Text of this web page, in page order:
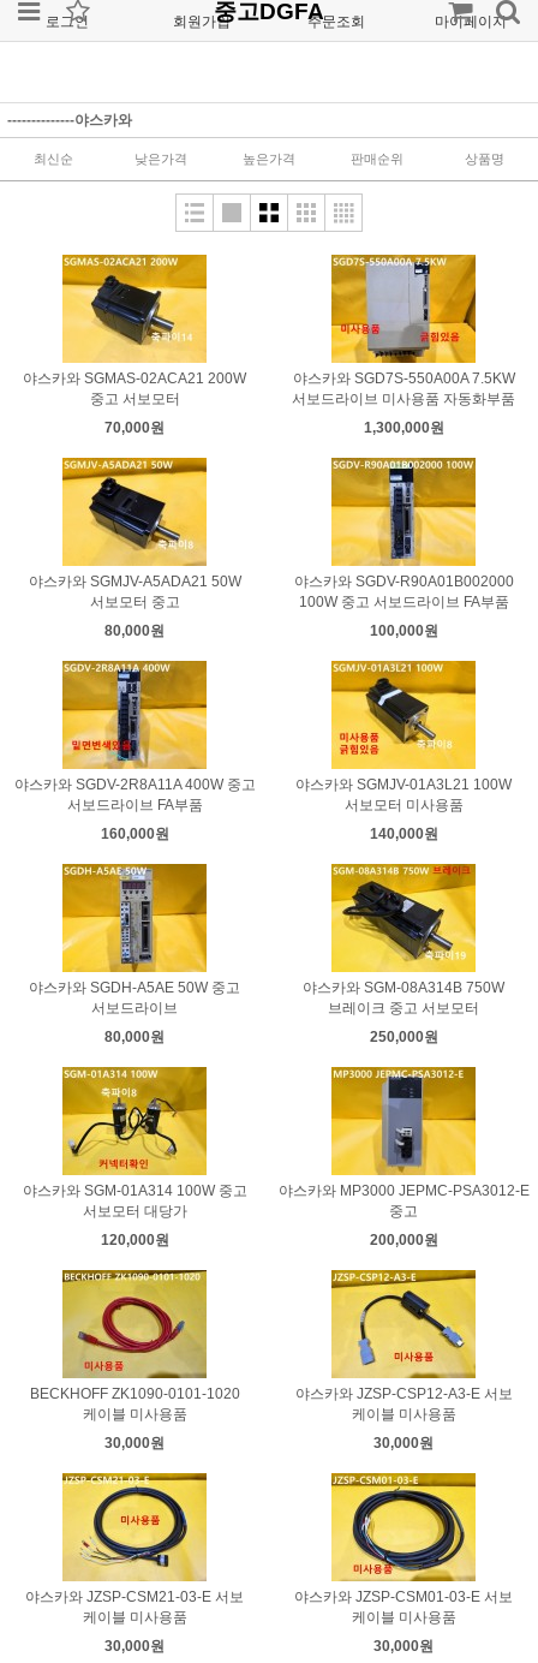
로그인 회원가입 주문조회 마이페이지
중고DGFA
--------------야스카와
최신순 낮은가격 높은가격 판매순위 상품명
야스카와 SGMAS-02ACA21 200W
중고 서보모터
70,000원
야스카와 SGD7S-550A00A 7.5KW
서보드라이브 미사용품 자동화부품
1,300,000원
야스카와 SGMJV-A5ADA21 50W
서보모터 중고
80,000원
야스카와 SGDV-R90A01B002000
100W 중고 서보드라이브 FA부품
100,000원
야스카와 SGDV-2R8A11A 400W 중고
서보드라이브 FA부품
160,000원
야스카와 SGMJV-01A3L21 100W
서보모터 미사용품
140,000원
야스카와 SGDH-A5AE 50W 중고
서보드라이브
80,000원
야스카와 SGM-08A314B 750W
브레이크 중고 서보모터
250,000원
야스카와 SGM-01A314 100W 중고
서보모터 대당가
120,000원
야스카와 MP3000 JEPMC-PSA3012-E
중고
200,000원
BECKHOFF ZK1090-0101-1020
케이블 미사용품
30,000원
야스카와 JZSP-CSP12-A3-E 서보
케이블 미사용품
30,000원
야스카와 JZSP-CSM21-03-E 서보
케이블 미사용품
30,000원
야스카와 JZSP-CSM01-03-E 서보
케이블 미사용품
30,000원